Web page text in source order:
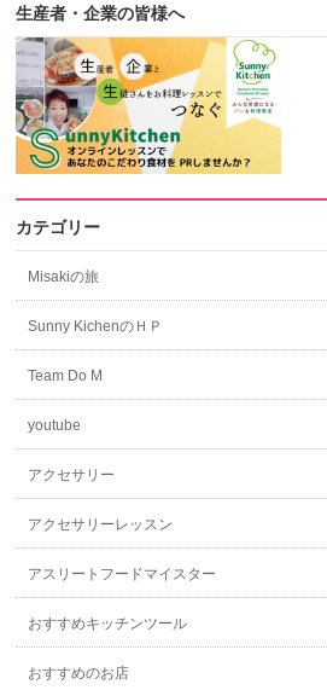
生産者・企業の皆様へ
カテゴリー
Misakiの旅
Sunny KichenのＨＰ
Team Do M
youtube
アクセサリー
アクセサリーレッスン
アスリートフードマイスター
おすすめキッチンツール
おすすめのお店